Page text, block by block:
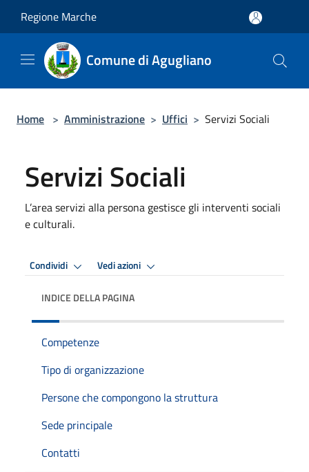
Regione Marche
Comune di Agugliano
Home > Amministrazione > Uffici > Servizi Sociali
Servizi Sociali
L’area servizi alla persona gestisce gli interventi sociali
e culturali.
Condividi Vedi azioni
INDICE DELLA PAGINA
Competenze
Tipo di organizzazione
Persone che compongono la struttura
Sede principale
Contatti